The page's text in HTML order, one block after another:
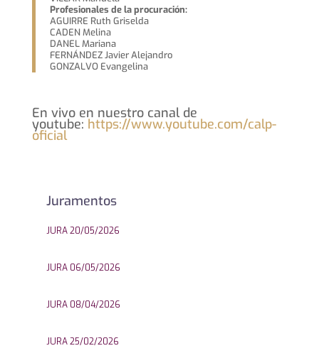
Profesionales de la procuración:
AGUIRRE Ruth Griselda
CADEN Melina
DANEL Mariana
FERNÁNDEZ Javier Alejandro
GONZALVO Evangelina
En vivo en nuestro canal de
youtube: https://www.youtube.com/calp-
oficial
Juramentos
JURA 20/05/2026
JURA 06/05/2026
JURA 08/04/2026
JURA 25/02/2026